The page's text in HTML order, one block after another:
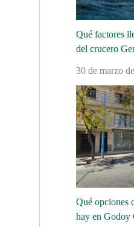
Qué factores
del crucero
30 de marzo
Qué opciones
hay en Godoy